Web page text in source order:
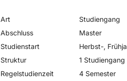
Art
Studiengang
Abschluss
Master
Studienstart
Herbst-,
Struktur
1 Studiengang
Regelstudienzeit
4 Semester